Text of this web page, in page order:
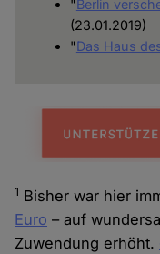
" Berlin
(23.01.2019)
"Das Haus
1 Bisher war hier
Euro – auf
Zuwendung erhöht.